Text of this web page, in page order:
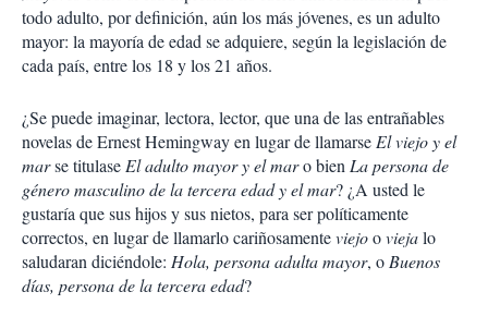
todo adulto, por definición, aún los más jóvenes, es un adulto
mayor: la mayoría de edad se adquiere, según la legislación de
cada país, entre los 18 y los 21 años.
¿Se puede imaginar, lectora, lector, que una de las entrañables
novelas de Ernest Hemingway en lugar de llamarse El viejo y el
marse titulase El adulto mayor y el maro bien La persona de
género masculino de la tercera edad y el mar? ¿A usted le
gustaría que sus hijos y sus nietos, para ser políticamente
correctos, en lugar de llamarlo cariñosamenteviejooviejalo
saludaran diciéndole: Hola, persona adulta mayor, o Buenos
días, persona de la tercera edad?